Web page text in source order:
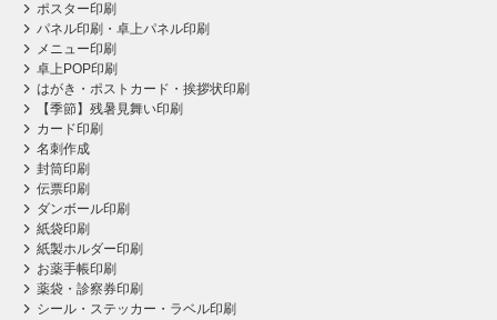
ポスター印刷
パネル印刷・卓上パネル印刷
メニュー印刷
卓上POP印刷
はがき・ポストカード・挨拶状印刷
【季節】残暑見舞い印刷
カード印刷
名刺作成
封筒印刷
伝票印刷
ダンボール印刷
紙袋印刷
紙製ホルダー印刷
お薬手帳印刷
薬袋・診察券印刷
シール・ステッカー・ラベル印刷